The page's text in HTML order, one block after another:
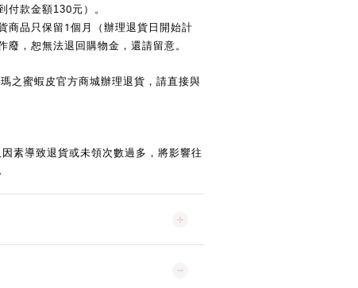
付款金額130元）。
商品只保留 1 個月（辦理退貨日開始計
廢，恕無法退回購物金，還請留意。
之蜜蝦皮官方商城辦理退貨，請直接與
素導致退貨或未領次數過多，將影響往